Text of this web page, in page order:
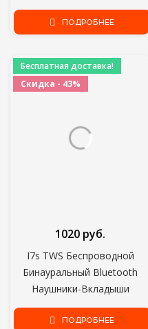
Наушники-вкладыши
Спортивные
Наушники Бесплатная
доставка
ПОДРОБНЕЕ
Бесплатная доставка!
Скидка - 43%
I7s TWS Беспроводной
Бинауральный Bluetooth
Наушники-Вкладыши
Беспроводной Мини Стерео
Наушники Гарнитуры Для
1020 руб.
ПОДРОБНЕЕ